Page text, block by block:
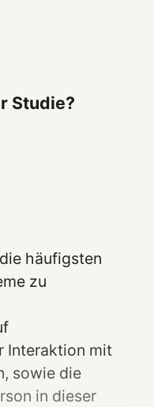
Studie?
häufigsten
zu
Interaktion mit
sowie die
in dieser